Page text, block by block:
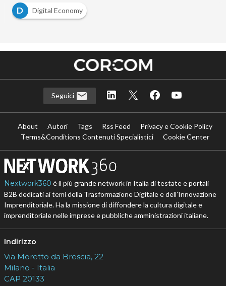
D
Digital Economy
Seguici
About Autori Tags Rss Feed
Privacy e Cookie Policy
Terms&Conditions Contenuti Specialistici
Cookie Center
Nextwork360 è il più grande network in Italia di testate e portali
B2B dedicati ai temi della Trasformazione Digitale e dell’Innovazione
Imprenditoriale. Ha la missione di diffondere la cultura digitale e
imprenditoriale nelle imprese e pubbliche amministrazioni italiane.
Indirizzo
Via Moretto da Brescia, 22
Milano - Italia
CAP 20133